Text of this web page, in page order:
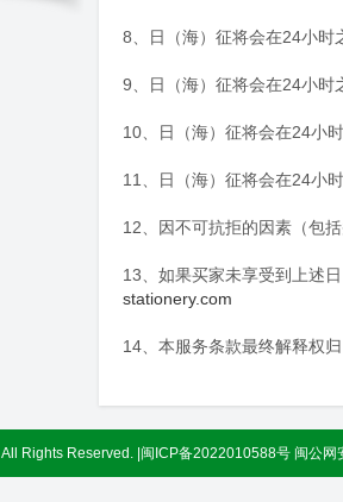
8、日（海）征将会在24小时
9、日（海）征将会在24小时
10、日（海）征将会在24小
11、日（海）征将会在24小
12、因不可抗拒的因素（包
13、如果买家未享受到上述
stationery.com
14、本服务条款最终解释权
Rights Reserved. 闽ICP备2022010588号 闽公